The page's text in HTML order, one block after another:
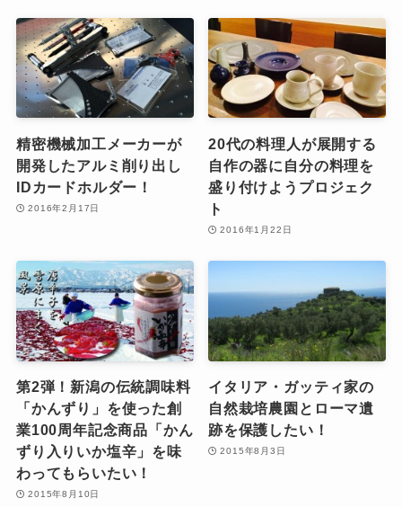
精密機械加工メーカーが
開発したアルミ削り出し
IDカードホルダー！
2016年2月17日
20代の料理人が展開する
自作の器に自分の料理を
盛り付けようプロジェク
ト
2016年1月22日
第2弾！新潟の伝統調味料
「かんずり」を使った創
業100周年記念商品「かん
ずり入りいか塩辛」を味
わってもらいたい！
2015年8月10日
イタリア・ガッティ家の
自然栽培農園とローマ遺
跡を保護したい！
2015年8月3日